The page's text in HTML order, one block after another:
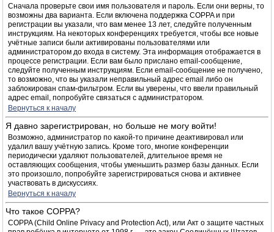
Сначала проверьте свои имя пользователя и пароль. Если они верны, то
возможны два варианта. Если включена поддержка COPPA и при
регистрации вы указали, что вам менее 13 лет, следуйте полученным
инструкциям. На некоторых конференциях требуется, чтобы все новые
учётные записи были активированы пользователями или
администратором до входа в систему. Эта информация отображается в
процессе регистрации. Если вам было прислано email-сообщение,
следуйте полученным инструкциям. Если email-сообщение не получено,
то возможно, что вы указали неправильный адрес email либо он
заблокирован спам-фильтром. Если вы уверены, что ввели правильный
адрес email, попробуйте связаться с администратором.
Вернуться к началу
Я давно зарегистрирован, но больше не могу войти!
Возможно, администратор по какой-то причине деактивировал или
удалил вашу учётную запись. Кроме того, многие конференции
периодически удаляют пользователей, длительное время не
оставляющих сообщения, чтобы уменьшить размер базы данных. Если
это произошло, попробуйте зарегистрироваться снова и активнее
участвовать в дискуссиях.
Вернуться к началу
Что такое COPPA?
COPPA (Child Online Privacy and Protection Act), или Акт о защите частных